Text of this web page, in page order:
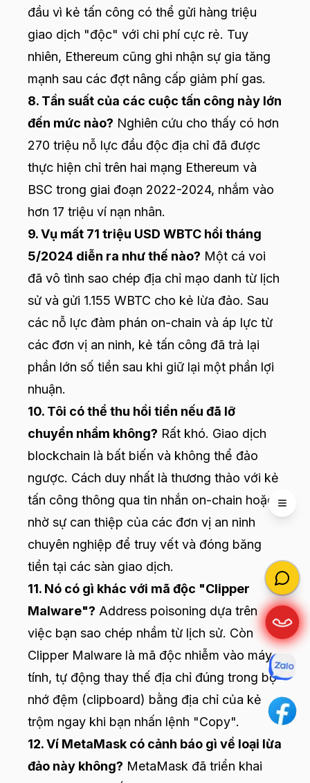
đầu vì kẻ tấn công có thể gửi hàng triệu
giao dịch "độc" với chi phí cực rẻ. Tuy
nhiên, Ethereum cũng ghi nhận sự gia tăng
mạnh sau các đợt nâng cấp giảm phí gas.
8. Tần suất của các cuộc tấn công này lớn
đến mức nào? Nghiên cứu cho thấy có hơn
270 triệu nỗ lực đầu độc địa chỉ đã được
thực hiện chỉ trên hai mạng Ethereum và
BSC trong giai đoạn 2022-2024, nhắm vào
hơn 17 triệu ví nạn nhân.
9. Vụ mất 71 triệu USD WBTC hồi tháng
5/2024 diễn ra như thế nào? Một cá voi
đã vô tình sao chép địa chỉ mạo danh từ lịch
sử và gửi 1.155 WBTC cho kẻ lừa đảo. Sau
các nỗ lực đàm phán on-chain và áp lực từ
các đơn vị an ninh, kẻ tấn công đã trả lại
phần lớn số tiền sau khi giữ lại một phần lợi
nhuận.
10. Tôi có thể thu hồi tiền nếu đã lỡ
chuyển nhầm không? Rất khó. Giao dịch
blockchain là bất biến và không thể đảo
ngược. Cách duy nhất là thương thảo với kẻ
tấn công thông qua tin nhắn on-chain hoặc
nhờ sự can thiệp của các đơn vị an ninh
chuyên nghiệp để truy vết và đóng băng
tiền tại các sàn giao dịch.
11. Nó có gì khác với mã độc "Clipper
Malware"? Address poisoning dựa trên
việc bạn sao chép nhầm từ lịch sử. Còn
Clipper Malware là mã độc nhiễm vào máy
tính, tự động thay thế địa chỉ đúng trong bộ
nhớ đệm (clipboard) bằng địa chỉ của kẻ
trộm ngay khi bạn nhấn lệnh "Copy".
12. Ví MetaMask có cảnh báo gì về loại lừa
đảo này không? MetaMask đã triển khai